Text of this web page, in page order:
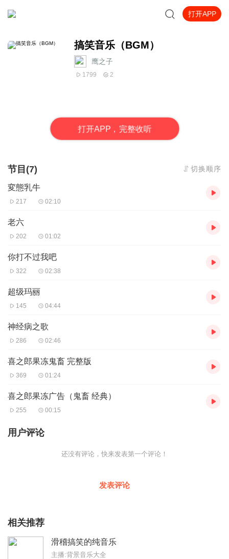
打开APP
搞笑音乐（BGM）
鹰之子
1799 2
打开APP，完整收听
节目(7) 切换顺序
変態乳牛
217 02:10
老六
202 01:02
你打不过我吧
322 02:38
超级玛丽
145 04:44
神经病之歌
286 02:46
喜之郎果冻鬼畜 完整版
369 01:24
喜之郎果冻广告（鬼畜 经典）
255 00:15
用户评论
还没有评论，快来发表第一个评论！
发表评论
相关推荐
滑稽搞笑的纯音乐
主播:背景音乐大全